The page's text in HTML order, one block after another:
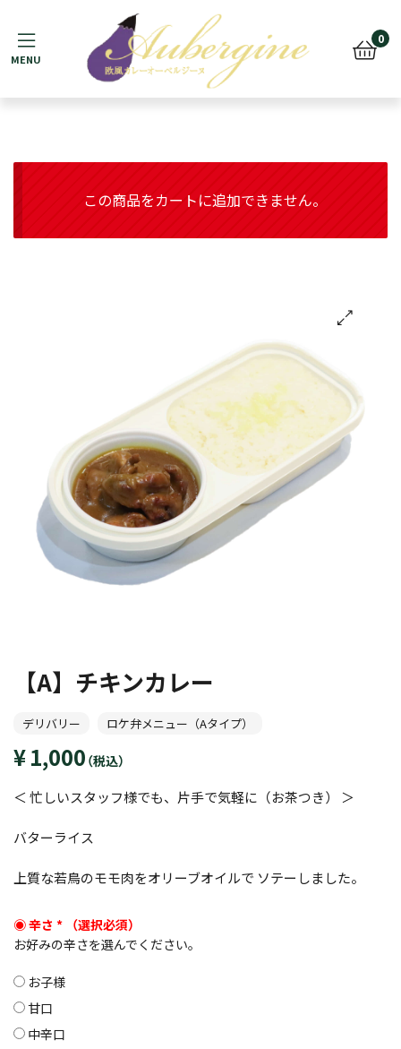
0
Menu
この商品をカートに追加できません。
【A】チキンカレー
デリバリー ロケ弁メニュー（Aタイプ）
1,000（税込）
＜ 忙しいスタッフ様でも、片手で気軽に（お茶つき） ＞
バターライス
上質な若鳥のモモ肉をオリーブオイルで ソテーしました。
辛さ *
お好みの辛さを選んでください。
お子様
甘口
中辛口